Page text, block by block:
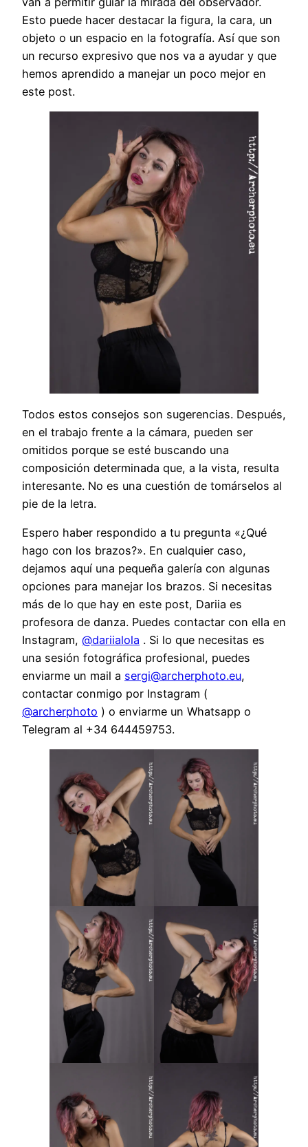
Esto puede hacer destacar la figura, la cara, un
objeto o un espacio en la fotografía. Así que son
un recurso expresivo que nos va a ayudar y que
hemos aprendido a manejar un poco mejor en
este post.
Todos estos consejos son sugerencias. Después,
en el trabajo frente a la cámara, pueden ser
omitidos porque se esté buscando una
composición determinada que, a la vista, resulta
interesante. No es una cuestión de tomárselos al
pie de la letra.
Espero haber respondido a tu pregunta «¿Qué
hago con los brazos?». En cualquier caso,
dejamos aquí una pequeña galería con algunas
opciones para manejar los brazos. Si necesitas
más de lo que hay en este post, Dariia es
profesora de danza. Puedes contactar con ella en
Instagram, @dariialola . Si lo que necesitas es
una sesión fotográfica profesional, puedes
enviarme un mail a sergi@archerphoto.eu,
contactar conmigo por Instagram (
@archerphoto ) o enviarme un Whatsapp o
Telegram al +34 644459753.